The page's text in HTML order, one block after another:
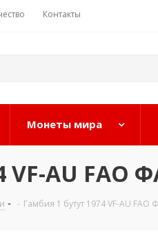
Контакты
Монеты мира
VF-AU FAO
- Гамбия 1 бутут 1974 VF-AU FAO